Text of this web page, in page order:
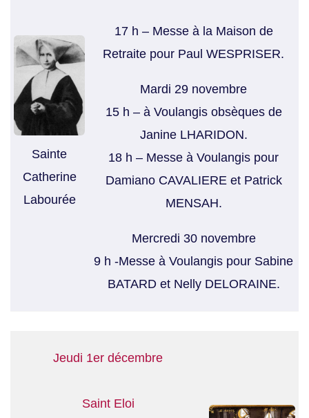
Sainte
Catherine
Labourée
17 h – Messe à la Maison de
Retraite pour Paul WESPRISER.
Mardi 29 novembre
15 h – à Voulangis obsèques de
Janine LHARIDON.
18 h – Messe à Voulangis pour
Damiano CAVALIERE et Patrick
MENSAH.
Mercredi 30 novembre
9 h -Messe à Voulangis pour Sabine
BATARD et Nelly DELORAINE.
Jeudi 1er décembre
Saint Eloi